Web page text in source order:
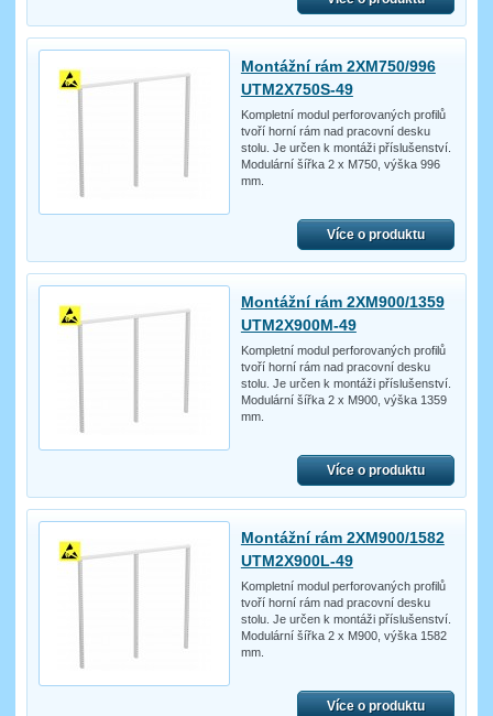
Montážní rám 2XM750/996
UTM2X750S-49
Kompletní modul perforovaných profilů
tvoří horní rám nad pracovní desku
stolu. Je určen k montáži příslušenství.
Modulární šířka 2 x M750, výška 996
mm.
Více o produktu
Montážní rám 2XM900/1359
UTM2X900M-49
Kompletní modul perforovaných profilů
tvoří horní rám nad pracovní desku
stolu. Je určen k montáži příslušenství.
Modulární šířka 2 x M900, výška 1359
mm.
Více o produktu
Montážní rám 2XM900/1582
UTM2X900L-49
Kompletní modul perforovaných profilů
tvoří horní rám nad pracovní desku
stolu. Je určen k montáži příslušenství.
Modulární šířka 2 x M900, výška 1582
mm.
Více o produktu